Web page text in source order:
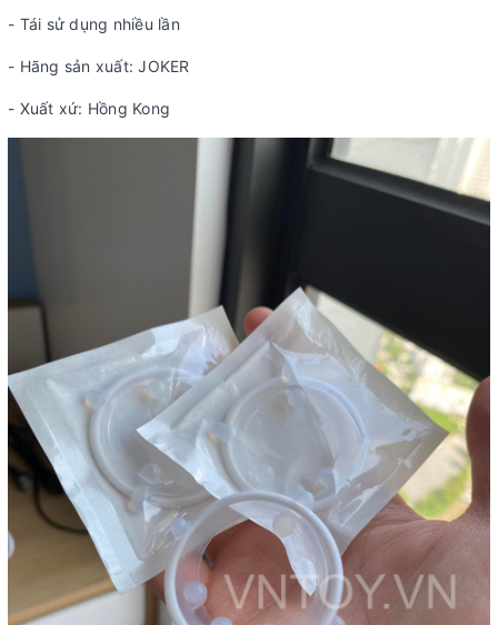
- Tái sử dụng nhiều lần
- Hãng sản xuất: JOKER
- Xuất xứ: Hồng Kong